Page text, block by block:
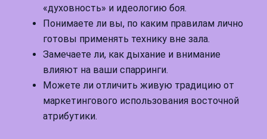
«духовность» и идеологию боя.
Понимаете ли вы, по каким правилам лично
готовы применять технику вне зала.
Замечаете ли, как дыхание и внимание
влияют на ваши спарринги.
Можете ли отличить живую традицию от
маркетингового использования восточной
атрибутики.